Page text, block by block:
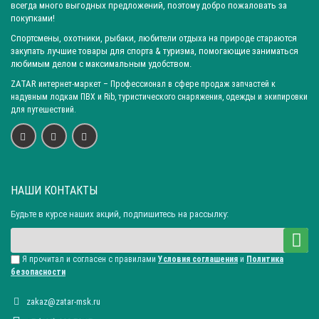
Цвет: Криптек
Цвет: Серая березка
Цвет: Зеленый тигр
Цвет: Лесной камыш
Цвет: Зеленый КМФ
Ткань: Рип-стоп
Ткань: Микрофибра
Ткань: Кошачий глаз
Ткань: Палатка
Ткань: Поло-флис
Ткань: Рип-флис
Ткань: Норвегия
Ткань: Таслан
Ткань / Плотность: 210 гр/м2
Ткань / Плотность: 270 гр/м2
Подкладка: Флис
Подкладка: Фольгированная таффета
Утеплитель: Эколофт
Страна производитель: Россия
всегда много выгодных предложений, поэтому добро пожаловать за
покупками!
Спортсмены, охотники, рыбаки, любители отдыха на природе стараются
закупать лучшие товары для спорта & туризма, помогающие заниматься
любимым делом с максимальным удобством.
ZATAR интернет-маркет – Профессионал в сфере продаж запчастей к
надувным лодкам ПВХ и Rib, туристического снаряжения, одежды и экипировки
для путешествий.
НАШИ КОНТАКТЫ
Будьте в курсе наших акций, подпишитесь на рассылку:
Я прочитал и согласен с правилами Условия соглашения и Политика
безопасности
zakaz@zatar-msk.ru